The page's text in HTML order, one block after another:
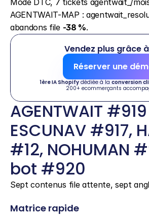
Mode DTC, 7 tickets agentwait_/
AGENTWAIT-MAP :
abandons file -38 %.
Vendez plus grâce
Réserver une
1ère IA Shopify dédiée à la conversion
200+ ecommerçants
AGENTWAIT
ESCUNAV #917,
#12, NOHUMAN
bot #920
Sept contenus file attente, sept
Matrice rapide